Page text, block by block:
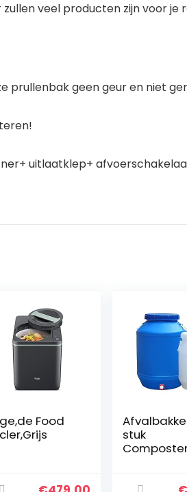
veel producten zijn voor
geen geur en niet
uitlaatklep+
Food
stuk